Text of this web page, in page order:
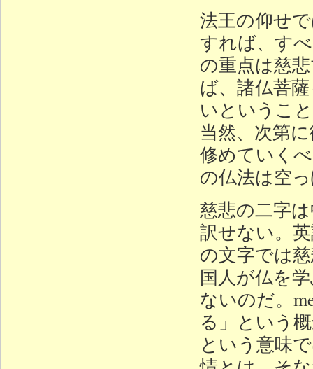
法王の仰せ
すれば、す
の重点は慈
ば、諸仏菩
いというこ
当然、次第
修めていく
の仏法は空
慈悲の二字
訳せない。
の文字では
国人が仏を
ないのだ。
る」という
という意味